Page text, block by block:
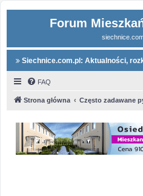
Forum
Siechnice.com.pl: Aktualności,
FAQ
Strona główna Często zadawane